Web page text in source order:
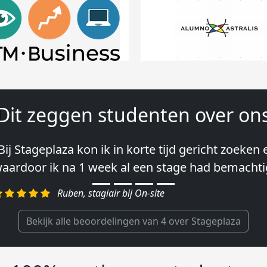
zeggen studenten over
Stageplaza kon ik in korte tijd gericht zoeken
ik na 1 week al een stage had
Ruben, stagiair bij On-site
de snelheid en de betrokkenheid van het
leggen vond ik erg goed.″
Charlotte, Market Segmentation Researcher bij
Bekijk alle beoordelingen van 4 over Stageplaza